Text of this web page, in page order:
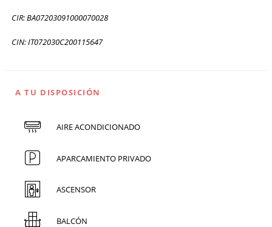
CIR: BA07203091000070028
CIN: IT072030C200115647
A TU DISPOSICIÓN
AIRE ACONDICIONADO
APARCAMIENTO PRIVADO
ASCENSOR
BALCÓN